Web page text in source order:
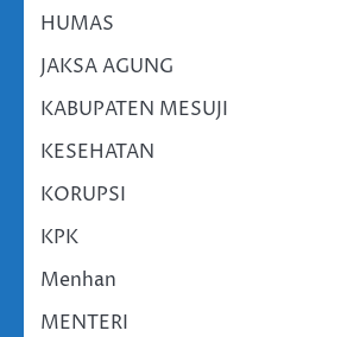
HUMAS
JAKSA AGUNG
KABUPATEN MESUJI
KESEHATAN
KORUPSI
KPK
Menhan
MENTERI